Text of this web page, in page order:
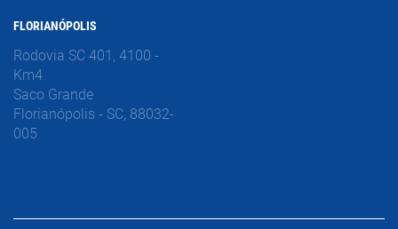
FLORIANÓPOLIS
Rodovia SC 401, 4100 -
Km4
Saco Grande
Florianópolis - SC, 88032-
005